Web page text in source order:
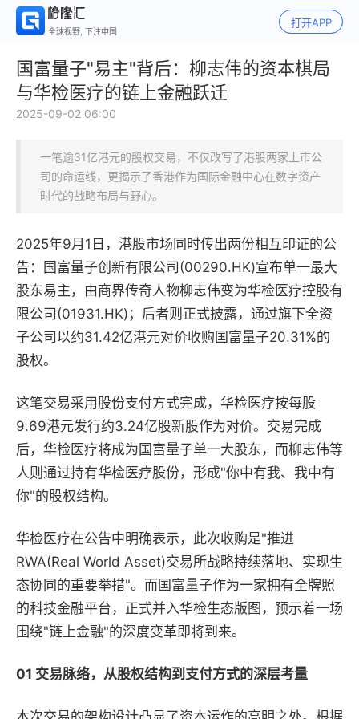
全球视野, 下注中国
打开APP
国富量子"易主"背后：柳志伟的资本棋局
与华检医疗的链上金融跃迁
2025-09-02 06:00
一笔逾31亿港元的股权交易，不仅改写了港股两家上市公
司的命运线，更揭示了香港作为国际金融中心在数字资产
时代的战略布局与野心。
2025年9月1日，港股市场同时传出两份相互印证的公
告：国富量子创新有限公司(00290.HK)宣布单一最大
股东易主，由商界传奇人物柳志伟变为华检医疗控股有
限公司(01931.HK)；后者则正式披露，通过旗下全资
子公司以约31.42亿港元对价收购国富量子20.31%的
股权。
这笔交易采用股份支付方式完成，华检医疗按每股
9.69港元发行约3.24亿股新股作为对价。交易完成
后，华检医疗将成为国富量子单一大股东，而柳志伟等
人则通过持有华检医疗股份，形成"你中有我、我中有
你"的股权结构。
华检医疗在公告中明确表示，此次收购是"推进
RWA(Real World Asset)交易所战略持续落地、实现生
态协同的重要举措"。而国富量子作为一家拥有全牌照
的科技金融平台，正式并入华检生态版图，预示着一场
围绕"链上金融"的深度变革即将到来。
01 交易脉络，从股权结构到支付方式的深层考量